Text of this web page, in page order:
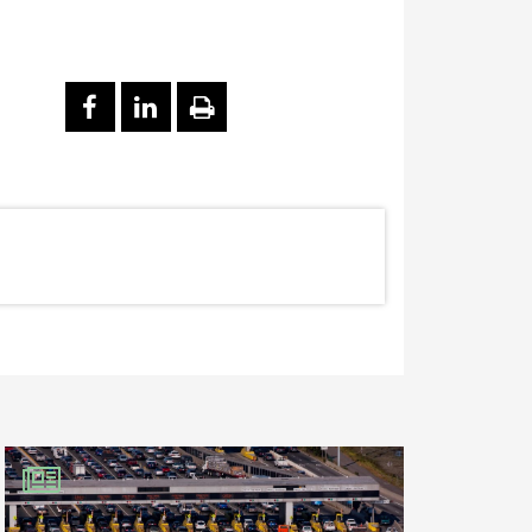
PARTAGER SUR FACEBOOK
PARTAGER SUR
IMPRIMER